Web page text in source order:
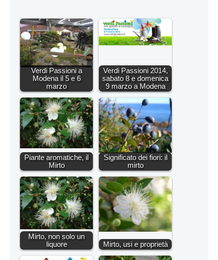
Verdi Passioni a
Modena il 5 e 6
marzo
Verdi Passioni 2014,
sabato 8 e domenica
9 marzo a Modena
Piante aromatiche, il
Mirto
Significato dei fiori: il
mirto
Mirto, non solo un
liquore
Mirto, usi e proprietà